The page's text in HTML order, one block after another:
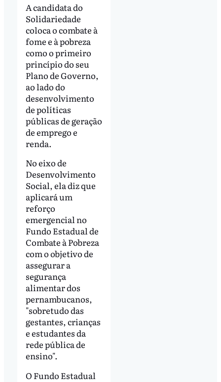
A candidata do
Solidariedade
coloca o combate à
fome e à pobreza
como o primeiro
princípio do seu
Plano de Governo,
ao lado do
desenvolvimento
de políticas
públicas de geração
de emprego e
renda.
No eixo de
Desenvolvimento
Social, ela diz que
aplicará um
reforço
emergencial no
Fundo Estadual de
Combate à Pobreza
com o objetivo de
assegurar a
segurança
alimentar dos
pernambucanos,
"sobretudo das
gestantes, crianças
e estudantes da
rede pública de
ensino".
O Fundo Estadual